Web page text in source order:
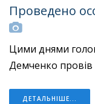
Проведено
Цими днями
Демченко
ДЕТАЛЬНІШЕ...